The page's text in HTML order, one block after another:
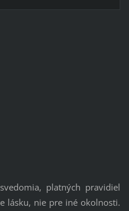
platných pravidiel
lásku, nie pre iné okolnosti.